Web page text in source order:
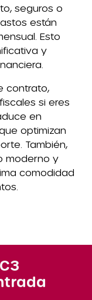
seguros o
están
Esto
y
contrato,
si eres
en
optimizan
También,
moderno y
comodidad